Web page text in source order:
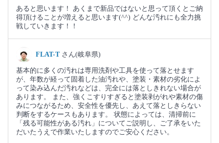
あると思います！ あくまで新品ではないと思って頂くとご納
得頂けることが増えると思います(⁠^⁠^⁠) どんな汚れにも全力挑
戦していきます！！
FLAT-T さん(岐阜県)
基本的に多くの汚れは専用洗剤や工具を使って落とせます
が、年数が経って固着した油汚れや、塗装・素材の劣化によ
って染み込んだ汚れなどは、完全には落としきれない場合が
あります。 また、強くこすりすぎると塗装剥がれや素材の傷
みにつながるため、安全性を優先し、あえて落としきらない
判断をするケースもあります。 状態によっては、清掃前に
「残る可能性がある汚れ」についてご説明し、ご了承をいた
だいたうえで作業いたしますのでご安心ください。